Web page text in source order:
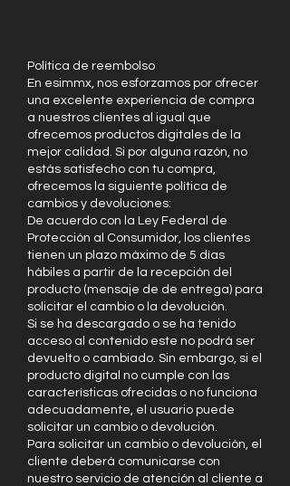
Política de reembolso
En esimmx, nos esforzamos por ofrecer
una excelente experiencia de compra
a nuestros clientes al igual que
ofrecemos productos digitales de la
mejor calidad. Si por alguna razón, no
estás satisfecho con tu compra,
ofrecemos la siguiente política de
cambios y devoluciones:
De acuerdo con la Ley Federal de
Protección al Consumidor, los clientes
tienen un plazo máximo de 5 días
hábiles a partir de la recepción del
producto (mensaje de de entrega) para
solicitar el cambio o la devolución.
Si se ha descargado o se ha tenido
acceso al contenido este no podrá ser
devuelto o cambiado. Sin embargo, si el
producto digital no cumple con las
características ofrecidas o no funciona
adecuadamente, el usuario puede
solicitar un cambio o devolución.
Para solicitar un cambio o devolución, el
cliente deberá comunicarse con
nuestro servicio de atención al cliente a